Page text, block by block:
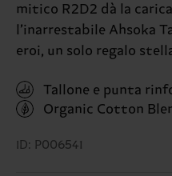
mitico R2D2 dà la
l’inarrestabile Ahsoka
eroi, un solo regalo
Tallone e punta
Organic Cotton
ID: P006541